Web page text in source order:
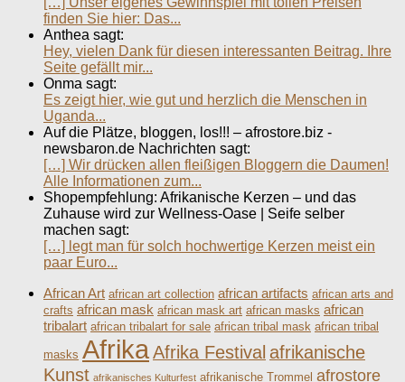
finden Sie hier: Das...
Anthea sagt:
Hey, vielen Dank für diesen interessanten Beitrag. Ihre
Seite gefällt mir...
Onma sagt:
Es zeigt hier, wie gut und herzlich die Menschen in
Uganda...
Auf die Plätze, bloggen, los!!! – afrostore.biz -
newsbaron.de Nachrichten sagt:
[…] Wir drücken allen fleißigen Bloggern die Daumen!
Alle Informationen zum...
Shopempfehlung: Afrikanische Kerzen – und das
Zuhause wird zur Wellness-Oase | Seife selber
machen sagt:
[…] legt man für solch hochwertige Kerzen meist ein
paar Euro...
African Art african art collection african artifacts african arts and
crafts african mask african mask art african masks african
tribalart african tribalart for sale african tribal mask african tribal
masks AfrikaAfrika Festival afrikanische
Kunst afrikanisches Kulturfest afrikanische Trommel afrostore